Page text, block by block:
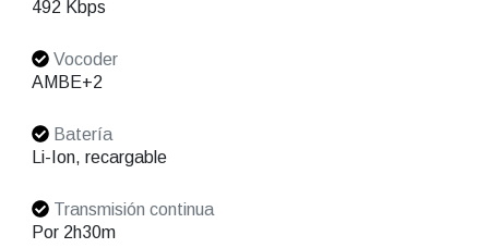
492 Kbps
Vocoder
AMBE+2
Batería
Li-Ion, recargable
Transmisión continua
Por 2h30m